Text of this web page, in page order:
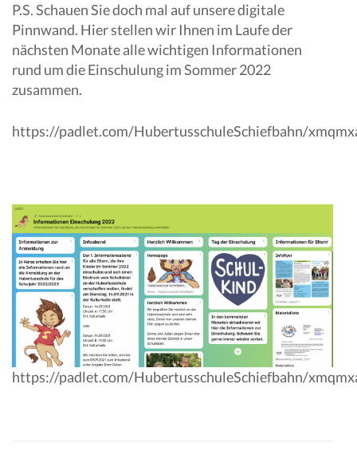
P.S. Schauen Sie doch mal auf unsere digitale
Pinnwand. Hier stellen wir Ihnen im Laufe der
nächsten Monate alle wichtigen Informationen
rund um die Einschulung im Sommer 2022
zusammen.
https://padlet.com/HubertusschuleSchiefbahn/
https://padlet.com/HubertusschuleSchiefbahn/